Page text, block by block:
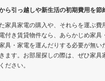
ら引っ越しや新生活の初期費用を節
家具家電の購入や、それらを運ぶ費
付き賃貸物件なら、あらかじめ家具
具・家電を運んだりする必要が無い
ます。お部屋探しの際は、ぜひ家具
ださい。